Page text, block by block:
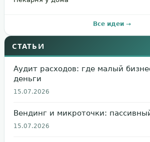
Все идеи →
СТАТЬИ
Аудит расходов: где малый
деньги
15.07.2026
Вендинг и микроточки:
15.07.2026